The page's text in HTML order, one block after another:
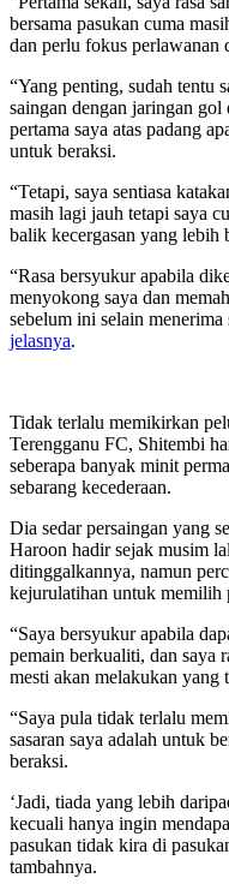
bersama pasukan cuma
dan perlu fokus perlawanan
“Yang penting, sudah tentu
saingan dengan jaringan
pertama saya atas padang
untuk beraksi.
“Tetapi, saya sentiasa
masih lagi jauh tetapi saya
balik kecergasan yang lebih
“Rasa bersyukur apabila
menyokong saya dan
sebelum ini selain
jelasnya.
Tidak terlalu memikirkan
Terengganu FC, Shitembi
seberapa banyak minit
sebarang kecederaan.
Dia sedar persaingan yang
Haroon hadir sejak musim
ditinggalkannya, namun
kejurulatihan untuk memilih
“Saya bersyukur apabila
pemain berkualiti, dan saya
mesti akan melakukan yang
“Saya pula tidak terlalu
sasaran saya adalah untuk
beraksi.
‘Jadi, tiada yang lebih
kecuali hanya ingin
pasukan tidak kira di
tambahnya.